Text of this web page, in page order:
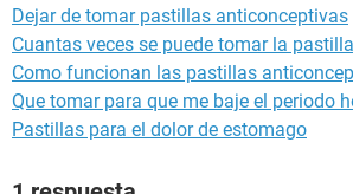
Dejar de tomar pastillas anticonceptivas
Cuantas veces se puede tomar la
Como funcionan las pastillas
Que tomar para que me baje el periodo
Pastillas para el dolor de estomago